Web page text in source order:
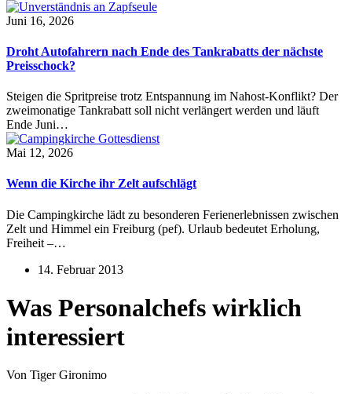
Juni 16, 2026
Droht Autofahrern nach Ende des Tankrabatts der nächste
Preisschock?
Steigen die Spritpreise trotz Entspannung im Nahost-Konflikt? Der
zweimonatige Tankrabatt soll nicht verlängert werden und läuft
Ende Juni…
Mai 12, 2026
Wenn die Kirche ihr Zelt aufschlägt
Die Campingkirche lädt zu besonderen Ferienerlebnissen zwischen
Zelt und Himmel ein Freiburg (pef). Urlaub bedeutet Erholung,
Freiheit –…
14. Februar 2013
Was Personalchefs wirklich
interessiert
Von Tiger Gironimo